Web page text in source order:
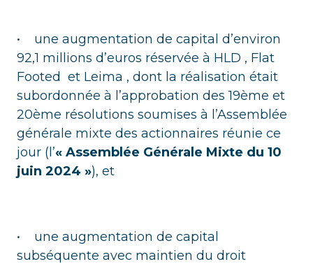
• une augmentation de capital d’environ
92,1 millions d’euros réservée à HLD , Flat
Footed et Leima , dont la réalisation était
subordonnée à l’approbation des 19ème et
20ème résolutions soumises à l’Assemblée
générale mixte des actionnaires réunie ce
jour (l’« Assemblée Générale Mixte du 10
juin 2024 »), et
• une augmentation de capital
subséquente avec maintien du droit